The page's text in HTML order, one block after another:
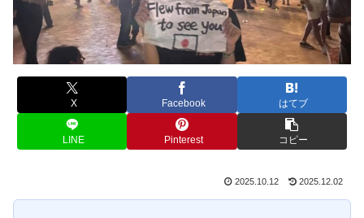
X Facebook はてブ
LINE Pinterest コピー
2025.10.12 2025.12.02